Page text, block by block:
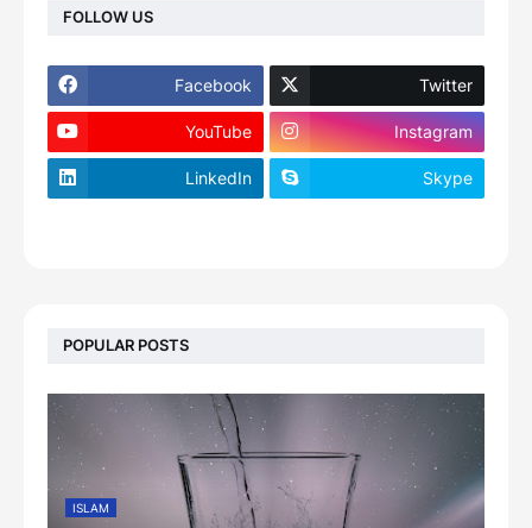
FOLLOW US
Facebook Twitter
YouTube Instagram
LinkedIn Skype
POPULAR POSTS
ISLAM